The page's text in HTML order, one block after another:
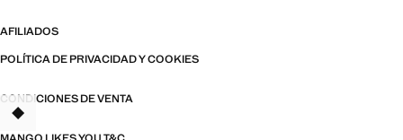
AFILIADOS
POLÍTICA DE PRIVACIDAD Y COOKIES
CONDICIONES DE VENTA